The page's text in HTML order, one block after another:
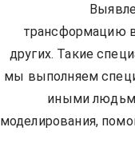
трансформацию
других. Такие
мы выполняем
иными
моделирования,